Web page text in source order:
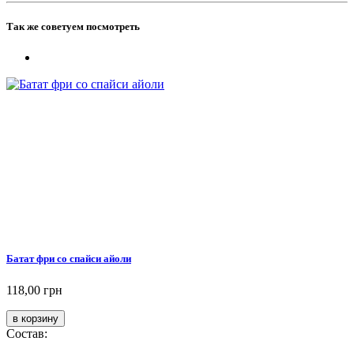
Так же советуем посмотреть
Батат фри со спайси айоли
118,00 грн
Состав: